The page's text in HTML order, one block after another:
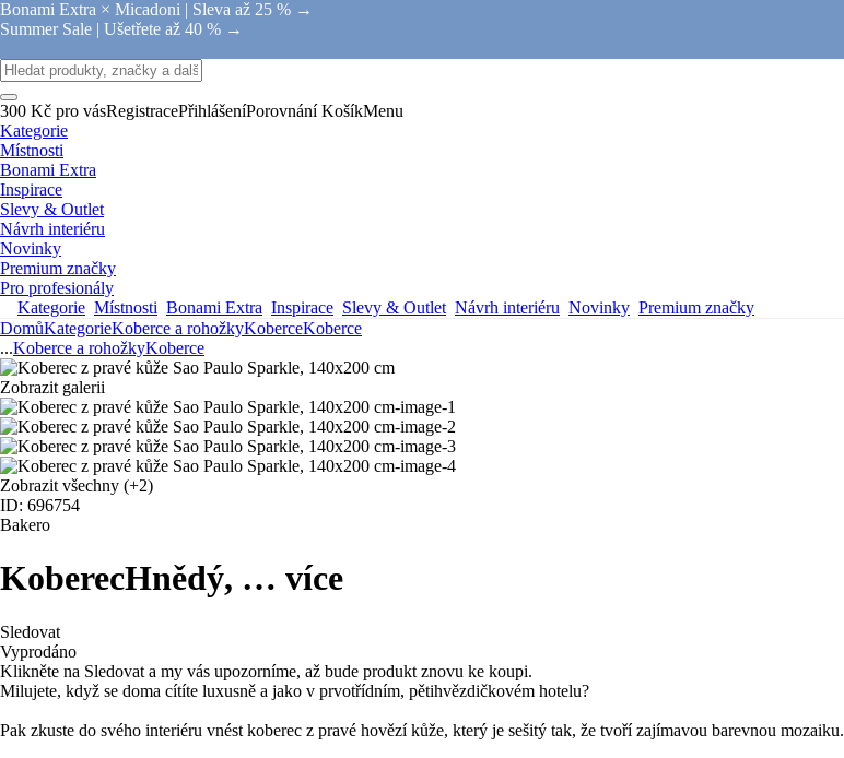
Bonami Extra × Micadoni | Sleva až 25 % →
Summer Sale | Ušetřete až 40 % →
300 Kč pro vásRegistracePřihlášeníPorovnání KošíkMenu
Kategorie
Místnosti
Bonami Extra
Inspirace
Slevy & Outlet
Návrh interiéru
Novinky
Premium značky
Pro profesionály
Kategorie Místnosti Bonami Extra Inspirace Slevy & Outlet Návrh interiéru Novinky Premium značky
DomůKategorieKoberce a rohožkyKoberceKoberce
...Koberce a rohožkyKoberce
Zobrazit galerii
Zobrazit všechny (+2)
ID: 696754
Bakero
KoberecHnědý, … více
Sledovat
Vyprodáno
Klikněte na Sledovat a my vás upozorníme, až bude produkt znovu ke koupi.
Milujete, když se doma cítíte luxusně a jako v prvotřídním, pětihvězdičkovém hotelu?
Pak zkuste do svého interiéru vnést koberec z pravé hovězí kůže, který je sešitý tak, že tvoří zajímavou barevnou mozaiku.